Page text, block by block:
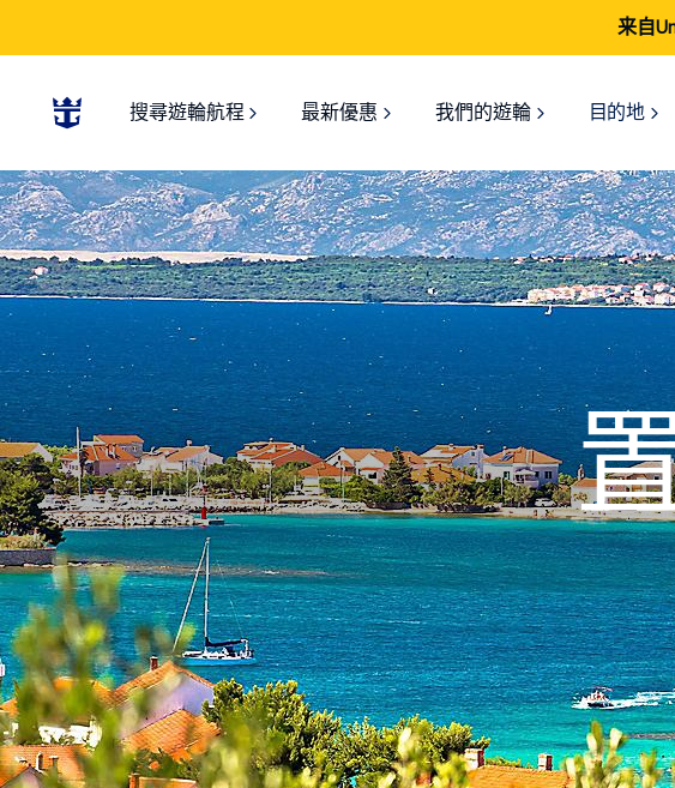
来自
搜尋遊輪航程 最新優惠 我們的遊輪 目的地